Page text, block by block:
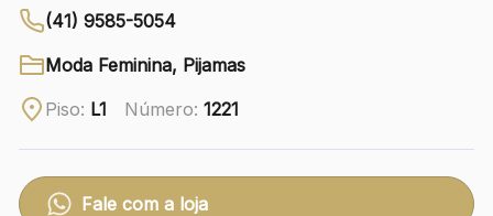
CONTATO
(41) 3216-1600
(41) 9585-5054
Moda Feminina, Pijamas
Piso: L1 Número: 1221
Fale com a loja